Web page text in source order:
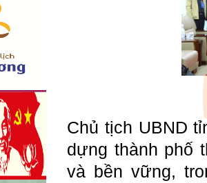
Chủ tịch UBND
dựng thành phố
và bền vững,